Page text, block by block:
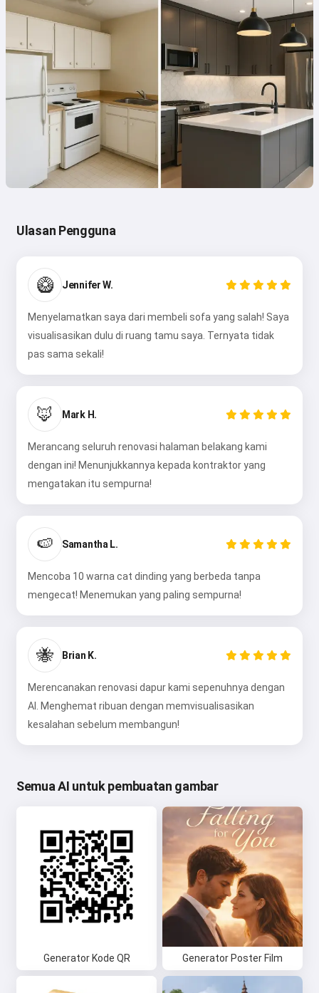
Ulasan Pengguna
🥝 Jennifer W.
Menyelamatkan saya dari membeli sofa yang salah! Saya
visualisasikan dulu di ruang tamu saya. Ternyata tidak
pas sama sekali!
🦊 Mark H.
Merancang seluruh renovasi halaman belakang kami
dengan ini! Menunjukkannya kepada kontraktor yang
mengatakan itu sempurna!
🍉 Samantha L.
Mencoba 10 warna cat dinding yang berbeda tanpa
mengecat! Menemukan yang paling sempurna!
🐝 Brian K.
Merencanakan renovasi dapur kami sepenuhnya dengan
AI. Menghemat ribuan dengan memvisualisasikan
kesalahan sebelum membangun!
Semua AI untuk pembuatan gambar
Generator Kode QR Generator Poster Film